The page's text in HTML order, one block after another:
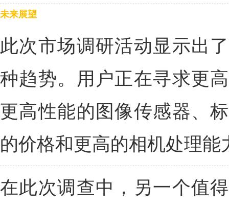
未来展望
此次市场调研活动显示出
种趋势。用户正在寻求更
更高性能的图像传感器、
的价格和更高的相机处理能
在此次调查中，另一个值